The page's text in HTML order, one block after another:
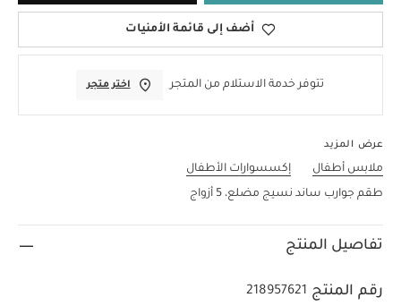
أضف إلى قائمة الأمنيات
تتوفر خدمة الاستلام من المتجر اختر متجر
عرض المزيد
ملابس أطفال
إكسسوارات الأطفال
طقم جوارب ساند نسيج مضلع، 5 أزواج
تفاصيل المنتج
رقم المنتج 218957621